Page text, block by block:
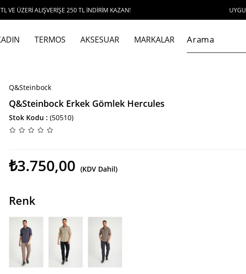
250 TL İNDİRİM KAZAN! UYGULAMAYI
TERMOS AKSESUAR MARKALAR
Q&Steinbock
Q&Steinbock Erkek Gömlek Hercules
Stok Kodu (50510)
₺3.750,00 (KDV Dahil)
Renk